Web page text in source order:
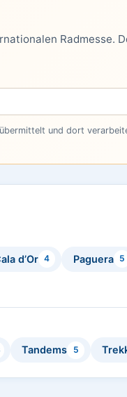
Radmesse.
und dort
d’Or 4 Paguera 5
Tandems 5